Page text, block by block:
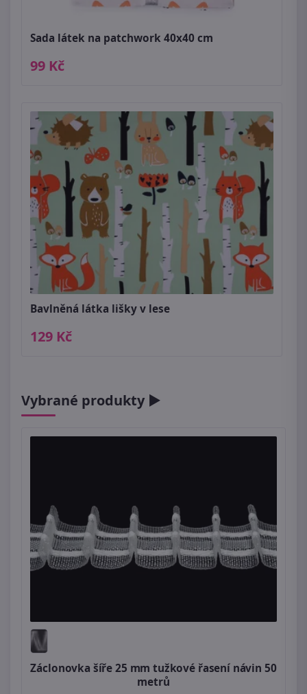
Sada látek na patchwork 40x40 cm
99 Kč
Bavlněná látka lišky v lese
129 Kč
Vybrané produkty ►
Záclonovka šíře 25 mm tužkové řasení návin 50
metrů